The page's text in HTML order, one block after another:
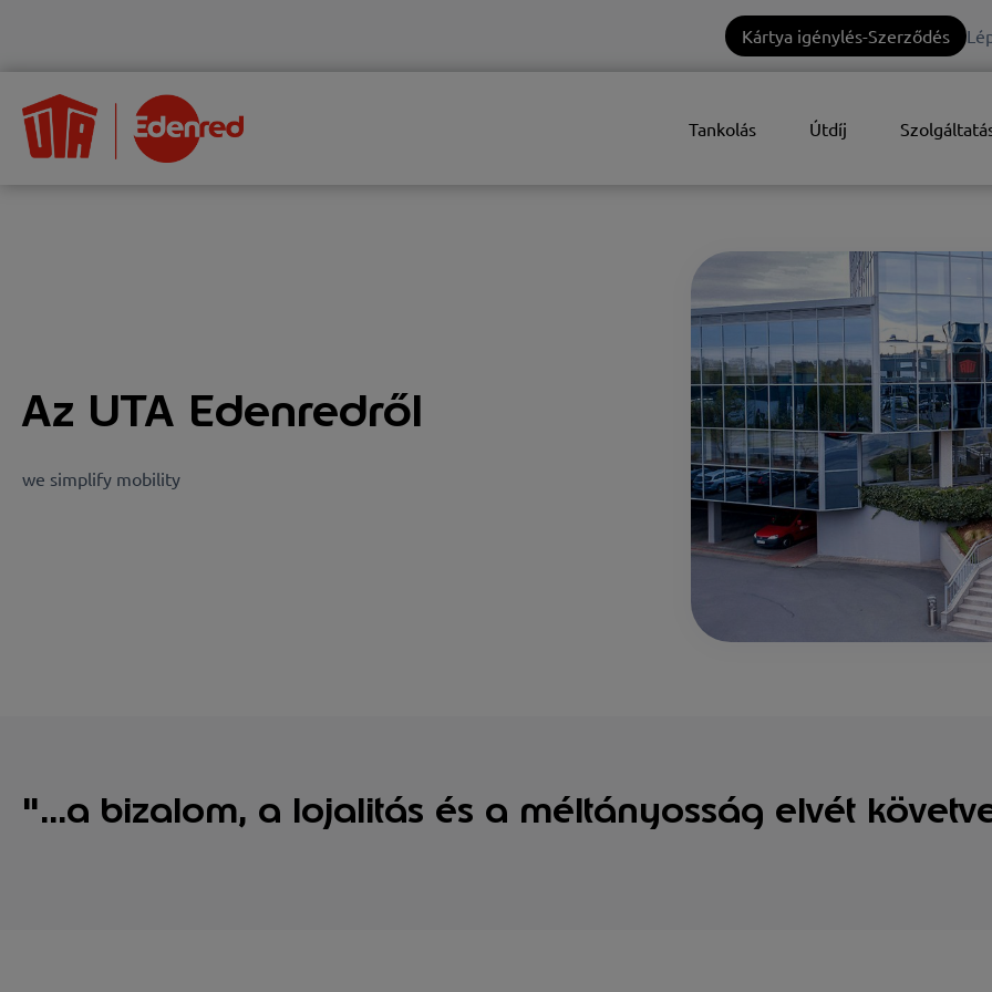
Kártya igénylés-Szerződés
Tankolás Útdíj
Az UTA Edenredről
we simplify mobility
"...a bizalom, a lojalitás és a méltányosság elvét